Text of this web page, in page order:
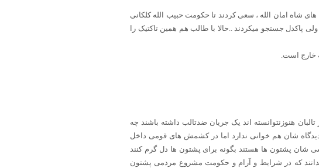
های شاه امان الله ، سعی کردند تا حکومت حبیب الله کلکانی
پاکدل جستجو میکردند ..حالا با طالب هم همین تاکتیک را
خارج است.
هنوزنتوانسته اند یک جریان ضدتالب داشته باشند چه
شان هم خوانی ندارد اما در کشمش های قومی داخل
شان پشتون ها هستند بگونه برای پشتون ها دل گرم کنند
که در شرایط و آرام و حکومت مشروع مردمی پشتون